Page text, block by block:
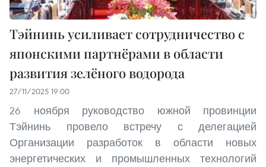
Тэйнинь усиливает сотрудничество с
японскими партнёрами в области
развития зелёного водорода
27/11/2025 19:00
26 ноября руководство южной провинции
Тэйнинь провело встречу с делегацией
Организации разработок в области новых
энергетических и промышленных технологий